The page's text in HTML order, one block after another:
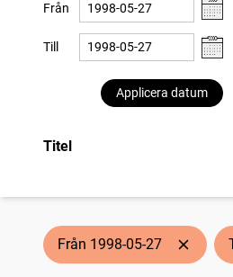
Från
Till
Applicera datum
Titel
Från 1998-05-27